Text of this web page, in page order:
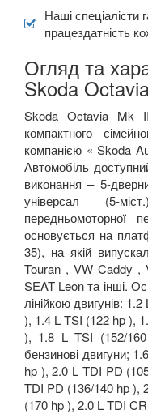
Наші спеціалісти
працездатність
Огляд та
Skoda
Skoda Octavia Mk
компактного
компанією « Skoda
Автомобіль
виконання – 5-
універсал (5-
передньомоторної
основується на
35), на якій
Touran , VW Caddy ,
SEAT Leon та інші.
лінійкою двигунів:
), 1.4 L TSI (122 hp ),
), 1.8 L TSI (152/
бензинові двигуни;
hp ), 2.0 L TDI PD
TDI PD (136/140 hp ),
(170 hp ), 2.0 L TDI